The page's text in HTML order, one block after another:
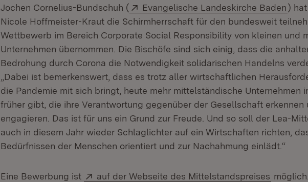
Jochen Cornelius-Bundschuh (
Extern:
Evangelische Landeskirche Baden)
Nicole Hoffmeister-Kraut die Schirmherrschaft für den bundesweit
Wettbewerb im Bereich Corporate Social Responsibility von kleinen und
Unternehmen übernommen. Die Bischöfe sind sich einig, dass die
Bedrohung durch Corona die Notwendigkeit solidarischen Handelns
„Dabei ist bemerkenswert, dass es trotz aller wirtschaftlichen
die Pandemie mit sich bringt, heute mehr mittelständische Unternehmen
früher gibt, die ihre Verantwortung gegenüber der Gesellschaft erkennen
engagieren. Das ist für uns ein Grund zur Freude. Und so soll der Lea-
auch in diesem Jahr wieder Schlaglichter auf ein Wirtschaften richten,
Bedürfnissen der Menschen orientiert und zur Nachahmung einlädt.“
Eine Bewerbung ist Extern:
auf der Webseite des Mittelstandspreises (Öffnet